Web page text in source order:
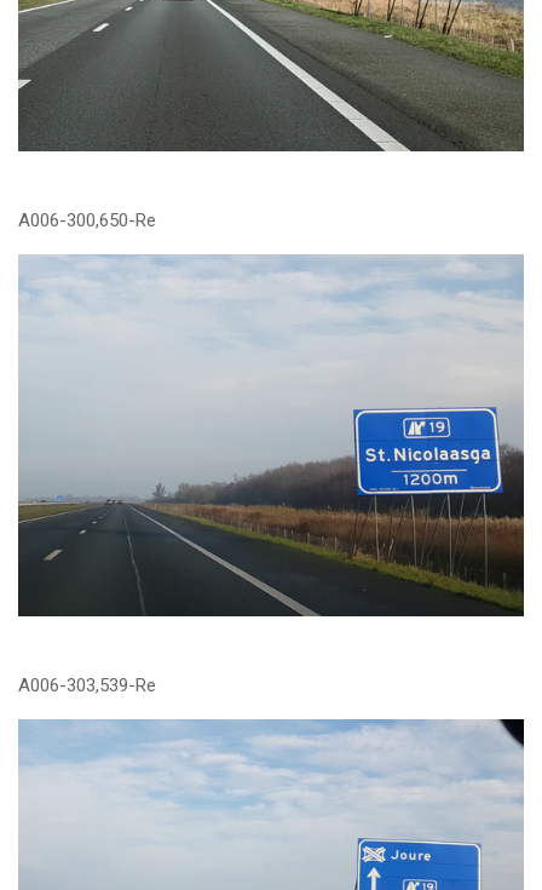
A006-300,650-Re
A006-303,539-Re